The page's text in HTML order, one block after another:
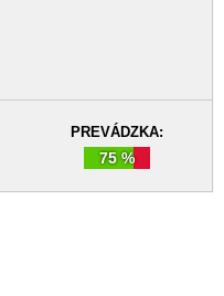
PREVÁDZKA:
75 %